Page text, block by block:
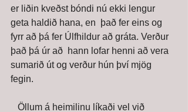
er liðin kveðst bóndi nú ekki lengur
geta haldið hana, en  það fer eins og
fyrr að þá fer Úlfhildur að gráta. Verður
það þá úr að  hann lofar henni að vera
sumarið út og verður hún því mjög
fegin.